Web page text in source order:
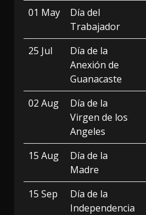
01 May
Día del
Trabajador
25 Jul
Día de la
Anexión de
Guanacaste
02 Aug
Día de la
Virgen de los
Angeles
15 Aug
Día de la
Madre
15 Sep
Día de la
Independencia